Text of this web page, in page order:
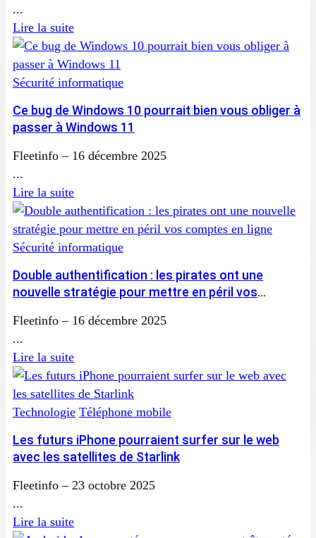
...
Lire la suite
Sécurité informatique
Ce bug de Windows 10 pourrait bien vous obliger à
passer à Windows 11
Fleetinfo – 16 décembre 2025
...
Lire la suite
Sécurité informatique
Double authentification : les pirates ont une
nouvelle stratégie pour mettre en péril vos
Fleetinfo – 16 décembre 2025
...
Lire la suite
Technologie Téléphone mobile
Les futurs iPhone pourraient surfer sur le web
avec les satellites de Starlink
Fleetinfo – 23 octobre 2025
...
Lire la suite